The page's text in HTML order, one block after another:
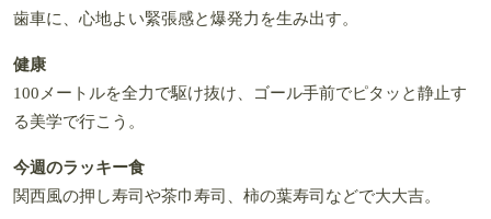
歯車に、心地よい緊張感と爆発力を生み出す。
健康
100メートルを全力で駆け抜け、ゴール手前でピタッと静止す
る美学で行こう。
今週のラッキー食
関西風の押し寿司や茶巾寿司、柿の葉寿司などで大大吉。